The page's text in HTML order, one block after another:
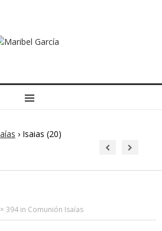
MENU
› Isaias (20)
394 in Comunión Isaías